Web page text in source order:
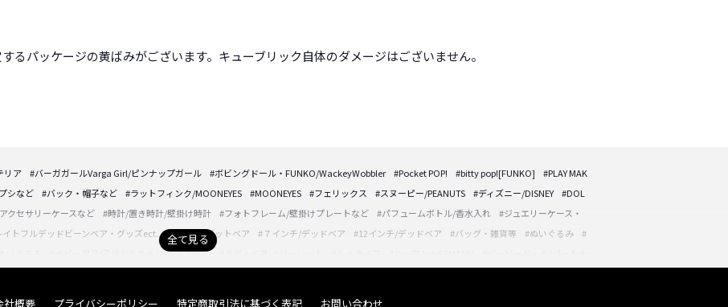
るパッケージの黄ばみがございます。キューブリック自体のダメージはございません。
リア #バーガガールVarga Girl/ピンナップガール #ボビングドール・FUNKO/WackeyWobbler #Pocket POP! #bitty pop![FUNKO]
#PLAY MAK
シなど #バック・帽子など #ラットフィンク/MOONEYES #MOONEYES #フェリックス #スヌーピー/PEANUTS #ディズニー/DISNEY
#DOL
クセサリーケースなど #時計/置き時計/壁掛け時計 #フォトフレーム/壁掛けプレートなど #パフュームボトル/香水入れ
#ジュエリーケース・
イトフルデッドビーンベア・グッズect. #5インチ/デットベア #７インチ/デッドベア #12インチ/デッドベア #バッグ・雑貨等 #ぬいぐるみ
#
#ベビー用品/子供おもちゃ/ボードゲーム
全て見る
社概要 プライバシーポリシー 特定商取引法に基づく表記 お問い合わせ